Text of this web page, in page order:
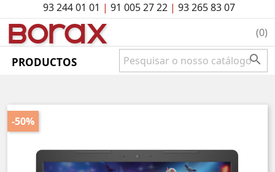
93 244 01 01 | 91 005 27 22| 93 265 83 07
BOrAx (0)
PRODUCTOS 
-50%